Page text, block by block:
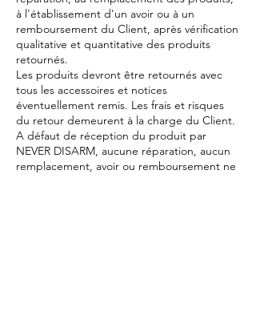
à l'établissement d'un avoir ou à un
remboursement du Client, après vérification
qualitative et quantitative des produits
retournés.
Les produits devront être retournés avec
tous les accessoires et notices
éventuellement remis. Les frais et risques
du retour demeurent à la charge du Client.
A défaut de réception du produit par
NEVER DISARM, aucune réparation, aucun
remplacement, avoir ou remboursement ne